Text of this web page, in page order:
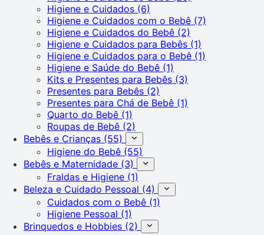
Higiene e Cuidados (6)
Higiene e Cuidados com o Bebê (7)
Higiene e Cuidados do Bebê (2)
Higiene e Cuidados para Bebês (1)
Higiene e Cuidados para o Bebê (1)
Higiene e Saúde do Bebê (1)
Kits e Presentes para Bebês (3)
Presentes para Bebês (2)
Presentes para Chá de Bebê (1)
Quarto do Bebê (1)
Roupas de Bebê (2)
Bebês e Crianças (55)
Higiene do Bebê (55)
Bebês e Maternidade (3)
Fraldas e Higiene (1)
Beleza e Cuidado Pessoal (4)
Cuidados com o Bebê (1)
Higiene Pessoal (1)
Brinquedos e Hobbies (2)